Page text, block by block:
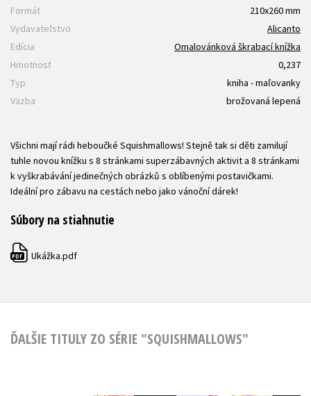
Formát
210x260 mm
Vydavateľstvo
Alicanto
Edícia
Omalovánková škrabací knížka
Hmotnosť
0,237
Typ
kniha - maľovanky
Väzba
brožovaná lepená
Všichni mají rádi heboučké Squishmallows! Stejně tak si děti zamilují
tuhle novou knížku s 8 stránkami superzábavných aktivit a 8 stránkami
k vyškrabávání jedinečných obrázků s oblíbenými postavičkami.
Ideální pro zábavu na cestách nebo jako vánoční dárek!
Súbory na stiahnutie
PDF Ukážka.pdf
ĎALŠIE TITULY ZO SÉRIE "SQUISHMALLOWS"